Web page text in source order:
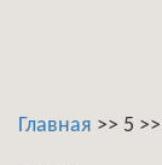
Главная >> 5 >>